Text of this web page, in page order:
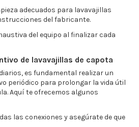
adecuados para lavavajillas
del fabricante.
del equipo al finalizar cada
de lavavajillas de capota
es fundamental realizar un
periódico para prolongar la vida útil
Aquí te ofrecemos algunos
las conexiones y asegúrate de que